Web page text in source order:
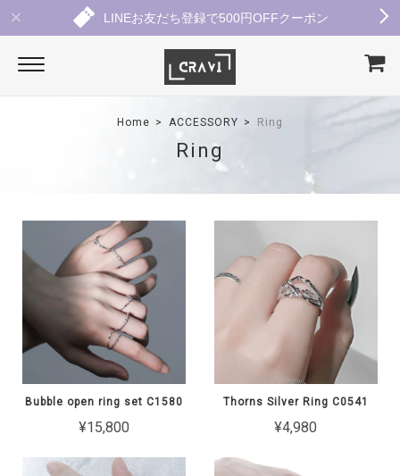
LINEお友だち登録で500円OFFクーポン
Home ACCESSORY Ring
Ring
Bubble open ring set C1580
¥15,800
Thorns Silver Ring C0541
¥4,980